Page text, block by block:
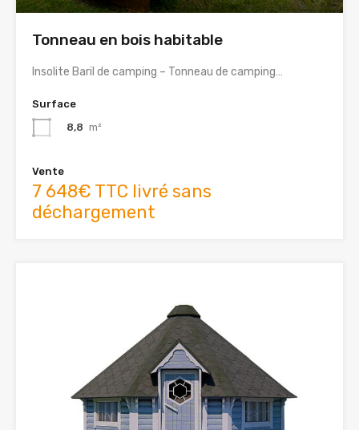
Tonneau en bois habitable
Insolite Baril de camping – Tonneau de camping…
Surface
8,8 m²
Vente
7 648€ TTC livré sans
déchargement